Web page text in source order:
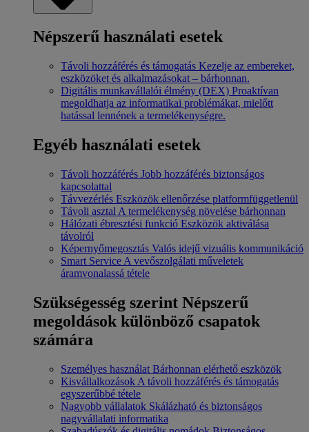
Népszerű használati esetek
Távoli hozzáférés és támogatás Kezelje az embereket,
eszközöket és alkalmazásokat – bárhonnan.
Digitális munkavállalói élmény (DEX) Proaktívan
megoldhatja az informatikai problémákat, mielőtt
hatással lennének a termelékenységre.
Egyéb használati esetek
Távoli hozzáférés Jobb hozzáférés biztonságos
kapcsolattal
Távvezérlés Eszközök ellenőrzése platformfüggetlenül
Távoli asztal A termelékenység növelése bárhonnan
Hálózati ébresztési funkció Eszközök aktiválása
távolról
Képernyőmegosztás Valós idejű vizuális kommunikáció
Smart Service A vevőszolgálati műveletek
áramvonalassá tétele
Szükségesség szerint Népszerű
megoldások különböző csapatok
számára
Személyes használat Bárhonnan elérhető eszközök
Kisvállalkozások A távoli hozzáférés és támogatás
egyszerűbbé tétele
Nagyobb vállalatok Skálázható és biztonságos
nagyvállalati informatika